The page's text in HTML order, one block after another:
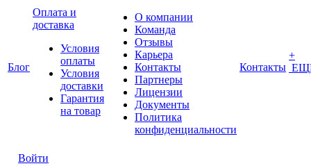
Блог
Оплата и
доставка
Условия
оплаты
Условия
доставки
Гарантия
на товар
О компании
Команда
Отзывы
Карьера
Контакты
Партнеры
Лицензии
Документы
Политика
конфиденциальности
Контакты
+
Войти